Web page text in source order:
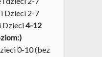
Dzieci 2-7
Dzieci4-12
0-10 (bez